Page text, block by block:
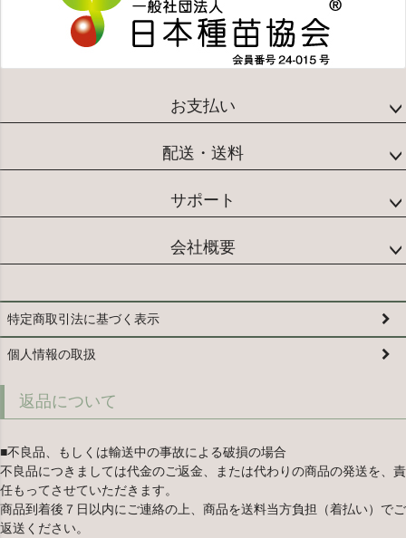
お支払い
配送・送料
サポート
会社概要
特定商取引法に基づく表示
個人情報の取扱
返品について
■不良品、もしくは輸送中の事故による破損の場合
不良品につきましては代金のご返金、または代わりの商品の発送を、責
任もってさせていただきます。
商品到着後７日以内にご連絡の上、商品を送料当方負担（着払い）でご
返送ください。